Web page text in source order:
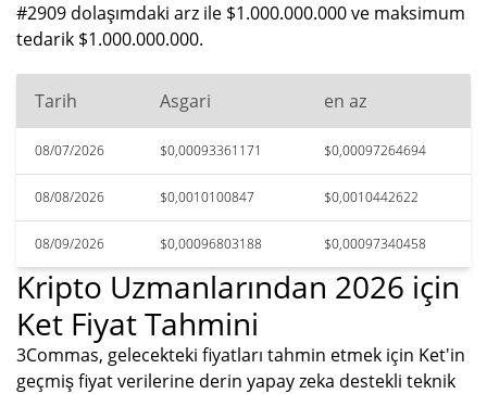
#2909 dolaşımdaki arz ile $1.000.000.000 ve maksimum
tedarik $1.000.000.000.
Tarih Asgari en az
08/07/2026 $0,00093361171 $0,00097264694
08/08/2026 $0,0010100847 $0,0010442622
08/09/2026 $0,00096803188 $0,00097340458
Kripto Uzmanlarından 2026 için
Ket Fiyat Tahmini
3Commas, gelecekteki fiyatları tahmin etmek için Ket'in
geçmiş fiyat verilerine derin yapay zeka destekli teknik